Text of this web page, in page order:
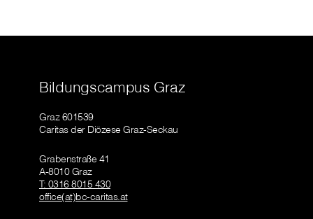
Bildungscampus Graz
Graz 601539
Caritas der Diözese Graz-Seckau
Grabenstraße 41
A-8010 Graz
T: 0316 8015 430
office(at)bc-caritas.at